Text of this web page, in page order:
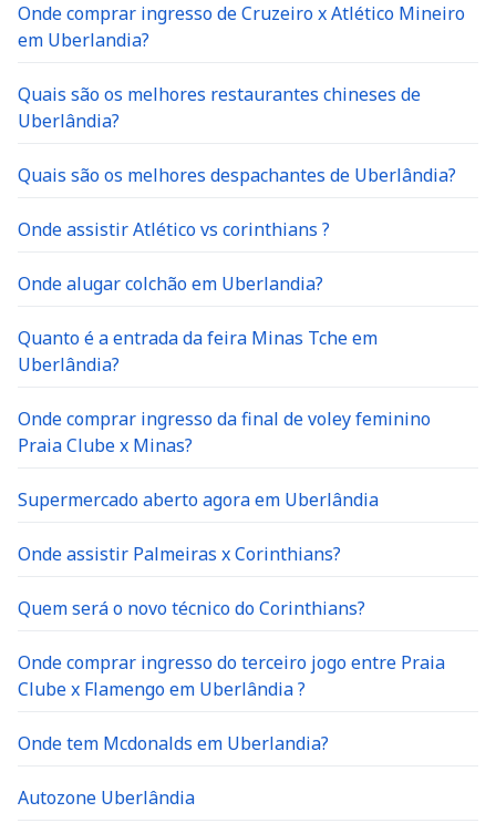
Onde comprar ingresso de Cruzeiro x Atlético Mineiro
em Uberlandia?
Quais são os melhores restaurantes chineses de
Uberlândia?
Quais são os melhores despachantes de Uberlândia?
Onde assistir Atlético vs corinthians ?
Onde alugar colchão em Uberlandia?
Quanto é a entrada da feira Minas Tche em
Uberlândia?
Onde comprar ingresso da final de voley feminino
Praia Clube x Minas?
Supermercado aberto agora em Uberlândia
Onde assistir Palmeiras x Corinthians?
Quem será o novo técnico do Corinthians?
Onde comprar ingresso do terceiro jogo entre Praia
Clube x Flamengo em Uberlândia ?
Onde tem Mcdonalds em Uberlandia?
Autozone Uberlândia